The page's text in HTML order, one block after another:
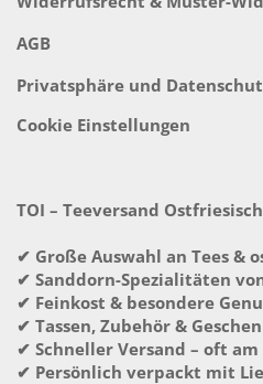
AGB
Privatsphäre und
Cookie Einstellungen
TOI – Teeversand
✔ Große Auswahl an Tees &
✔ Sanddorn-Spezialitäten
✔ Feinkost & besondere
✔ Tassen, Zubehör &
✔ Schneller Versand – oft am
✔ Persönlich verpackt mit